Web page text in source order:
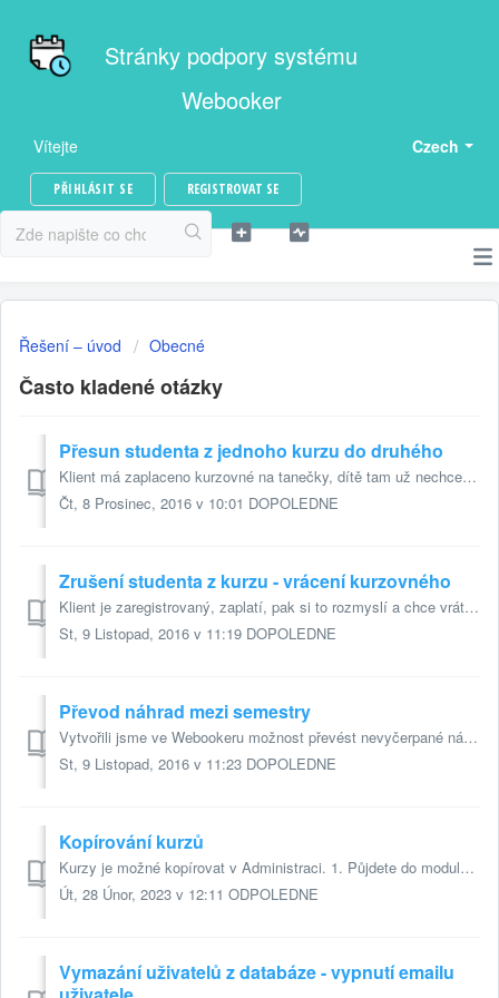
Stránky podpory systému
Webooker
Czech
Vítejte
PŘIHLÁSIT SE REGISTROVAT SE
Řešení – úvod Obecné
Často kladené otázky
Přesun studenta z jednoho kurzu do druhého
Klient má zaplaceno kurzovné na tanečky, dítě tam už nechce chodit a tak se s ním domluvíme, že bude chodit např. na výtvarku Což se občas děje. Co s ...
Čt, 8 Prosinec, 2016 v 10:01 DOPOLEDNE
Zrušení studenta z kurzu - vrácení kurzovného
Klient je zaregistrovaný, zaplatí, pak si to rozmyslí a chce vrátit peníze a zrušit kurz. Vyhovíme mu. Jak na to v systému? P...
St, 9 Listopad, 2016 v 11:19 DOPOLEDNE
Převod náhrad mezi semestry
Vytvořili jsme ve Webookeru možnost převést nevyčerpané náhrady klientů z jednoho semestru do druhého a nastavit platnost, do kdy si musí klienti tyto p...
St, 9 Listopad, 2016 v 11:23 DOPOLEDNE
Kopírování kurzů
Kurzy je možné kopírovat v Administraci. 1. Půjdete do modulu kurzy, nastavíte si semestr, ze kterého budete chtít kurzy kopírovat do jiného semestru. (...
Út, 28 Únor, 2023 v 12:11 ODPOLEDNE
Vymazání uživatelů z databáze - vypnutí emailu